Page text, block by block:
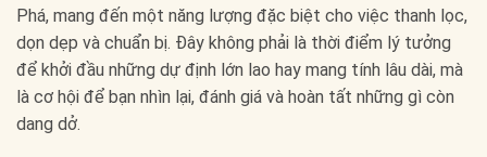
Phá, mang đến một năng lượng đặc biệt cho việc thanh lọc,
dọn dẹp và chuẩn bị. Đây không phải là thời điểm lý tưởng
để khởi đầu những dự định lớn lao hay mang tính lâu dài, mà
là cơ hội để bạn nhìn lại, đánh giá và hoàn tất những gì còn
dang dở.